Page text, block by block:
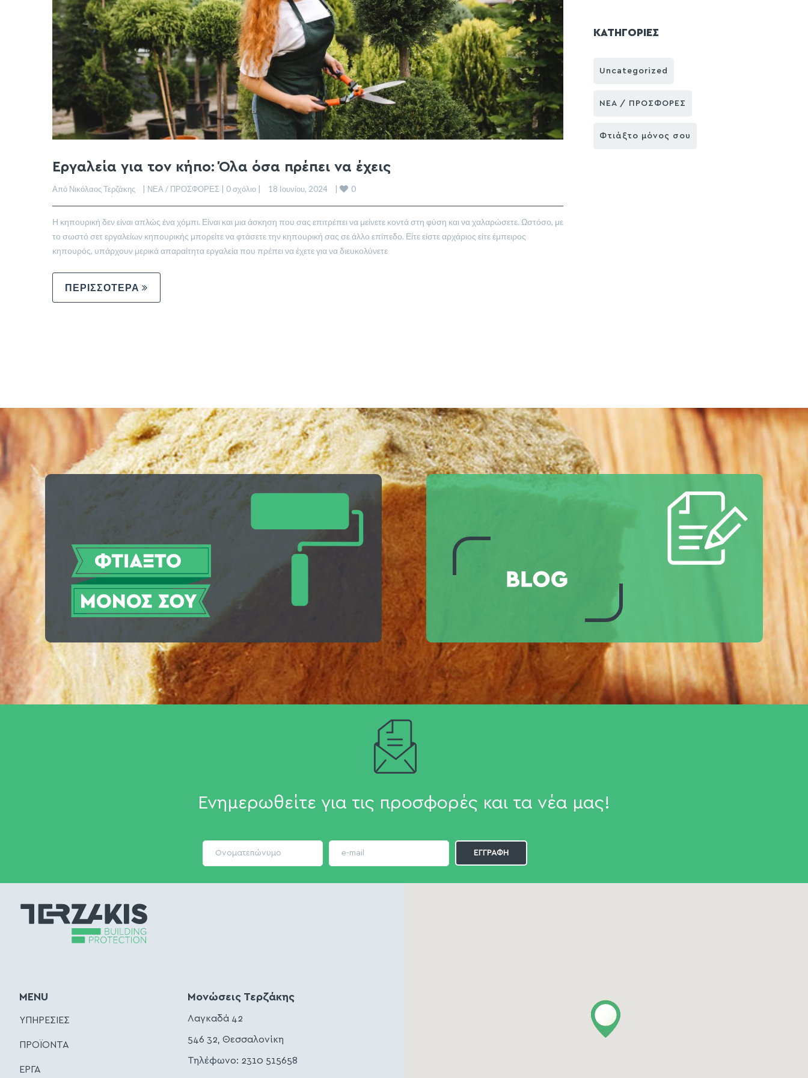
Εργαλεία για τον κήπο: Όλα όσα πρέπει να έχεις
Από Νικόλαος Τερζάκης    | ΝΕΑ / ΠΡΟΣΦΟΡΕΣ 0 σχόλιο |    18 Ιουνίου, 2024    | 0
Η κηπουρική δεν είναι απλώς ένα χόμπι. Είναι και μια άσκηση που σας επιτρέπει να μείνετε κοντά στη φύση και να χαλαρώσετε. Ωστόσο, με
το σωστό σετ εργαλείων κηπουρικής μπορείτε να φτάσετε την κηπουρική σας σε άλλο επίπεδο. Είτε είστε αρχάριος είτε έμπειρος
κηπουρός, υπάρχουν μερικά απαραίτητα εργαλεία που πρέπει να έχετε για να διευκολύνετε
ΠΕΡΙΣΣΟΤΕΡΑ
ΚΑΤΗΓΟΡΙΕΣ
Uncategorized
ΝΕΑ / ΠΡΟΣΦΟΡΕΣ
Φτιάξτο μόνος σου
Ενημερωθείτε για τις προσφορές και τα νέα μας!
MENU
ΥΠΗΡΕΣΙΕΣ
ΠΡΟΪΟΝΤΑ
ΕΡΓΑ
Μονώσεις Τερζάκης
Λαγκαδά 42
546 32, Θεσσαλονίκη
Τηλέφωνο: 2310 515658